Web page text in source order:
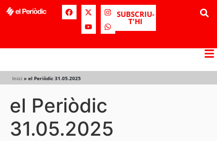
SUBSCRIU-
T'HI
Inici » el Periòdic 31.05.2025
el Periòdic
31.05.2025